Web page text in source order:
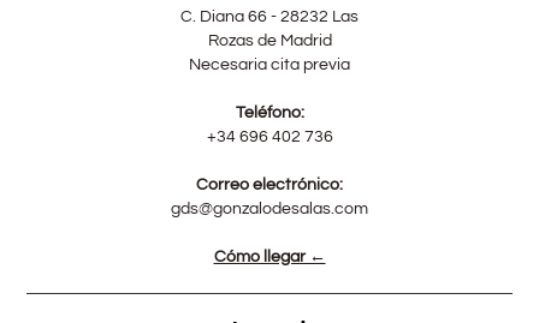
C. Diana 66 - 28232 Las
Rozas de Madrid
Necesaria cita previa
Teléfono:
+34 696 402 736
Correo electrónico:
gds@gonzalodesalas.com
Cómo llegar ←